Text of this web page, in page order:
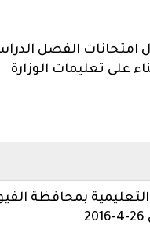
امتحانات الفصل
على تعليمات الوزارة
بمحافظة